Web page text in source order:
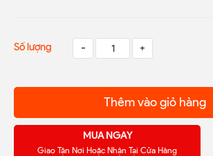
Số lượng - +
Thêm vào giỏ hàng
MUA NGAY
Giao Tận Nơi Hoặc Nhận Tại Cửa Hàng